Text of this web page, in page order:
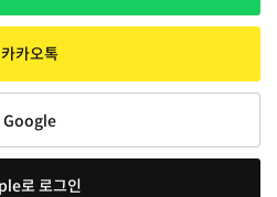
카카오톡
Google
로 로그인